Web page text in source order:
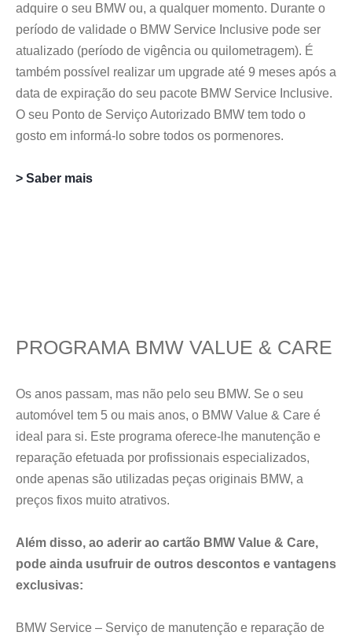
adquire o seu BMW ou, a qualquer momento. Durante o
período de validade o BMW Service Inclusive pode ser
atualizado (período de vigência ou quilometragem). É
também possível realizar um upgrade até 9 meses após a
data de expiração do seu pacote BMW Service Inclusive.
O seu Ponto de Serviço Autorizado BMW tem todo o
gosto em informá-lo sobre todos os pormenores.
> Saber mais
PROGRAMA BMW VALUE & CARE
Os anos passam, mas não pelo seu BMW. Se o seu
automóvel tem 5 ou mais anos, o BMW Value & Care é
ideal para si. Este programa oferece-lhe manutenção e
reparação efetuada por profissionais especializados,
onde apenas são utilizadas peças originais BMW, a
preços fixos muito atrativos.
Além disso, ao aderir ao cartão BMW Value & Care,
pode ainda usufruir de outros descontos e vantagens
exclusivas:
BMW Service – Serviço de manutenção e reparação de